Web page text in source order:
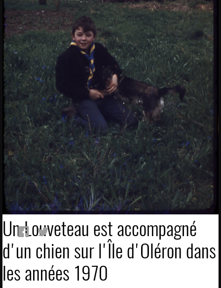
Un Louveteau est accompagné
d'un chien sur l'Île d'Oléron dans
les années 1970